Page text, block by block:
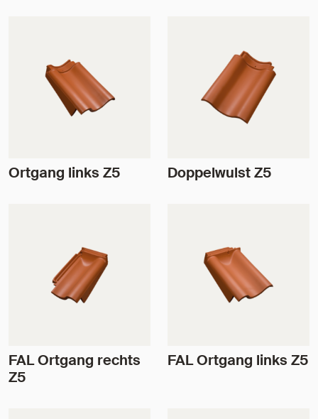
Ortgang links Z5 Doppelwulst Z5
FAL Ortgang rechts
Z5
FAL Ortgang links Z5